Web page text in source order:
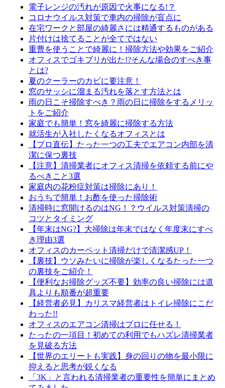
電子レンジの汚れが原因で火事になる!？
コロナウイルス対策で車内の掃除が盲点に
在宅ワークと部屋の綺麗さには精通するものがある
片付けは捨てることが全てではない
重曹を使うことで綺麗に！掃除方法や効果をご紹介
オフィスでゴキブリが出た!?そんな場合のすべき事
とは?
夏のクーラーのカビに要注意！
窓のサッシに溜まる汚れを落とす方法とは
雨の日こそ掃除すべき？雨の日に掃除をするメリッ
トをご紹介
家庭でも簡単！窓を綺麗に掃除する方法
就活生が入社したくなるオフィスとは
【プロ直伝】たった一つの工夫でエアコン内部を清
潔に保つ裏技
【注意】清掃業者にオフィス清掃を依頼する前にや
るべきこと3選
家庭内の花粉症対策は掃除にあり！
おうちで簡単！お酢を使った掃除術
清掃時に窓開けるのはNG！？ウイルス対策清掃の
コツとタイミング
【年末はNG?】大掃除は年末ではなく年度末にすべ
き理由3選
オフィスのカーペット清掃だけで清潔感UP！
【裏技】ウソみたいに掃除が楽しくなるたった一つ
の裏技をご紹介！
【便利なお掃除グッズ不要】効率の良い掃除には道
具よりも順番が超重要
【経営者必見】カリスマ経営者はトイレ掃除にこだ
わった!!
オフィスのエアコン清掃はプロに任せる！
たったの一項目！初めての利用でもハズレ清掃業者
を見破る方法
【世界のエリートも実践】身の回りの物を最小限に
抑えると思考が鋭くなる
「3K」と言われる清掃業者の重要性を簡単にまとめ